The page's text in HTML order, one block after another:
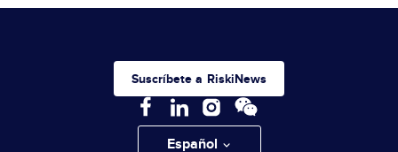
Suscríbete a RiskiNews
Español